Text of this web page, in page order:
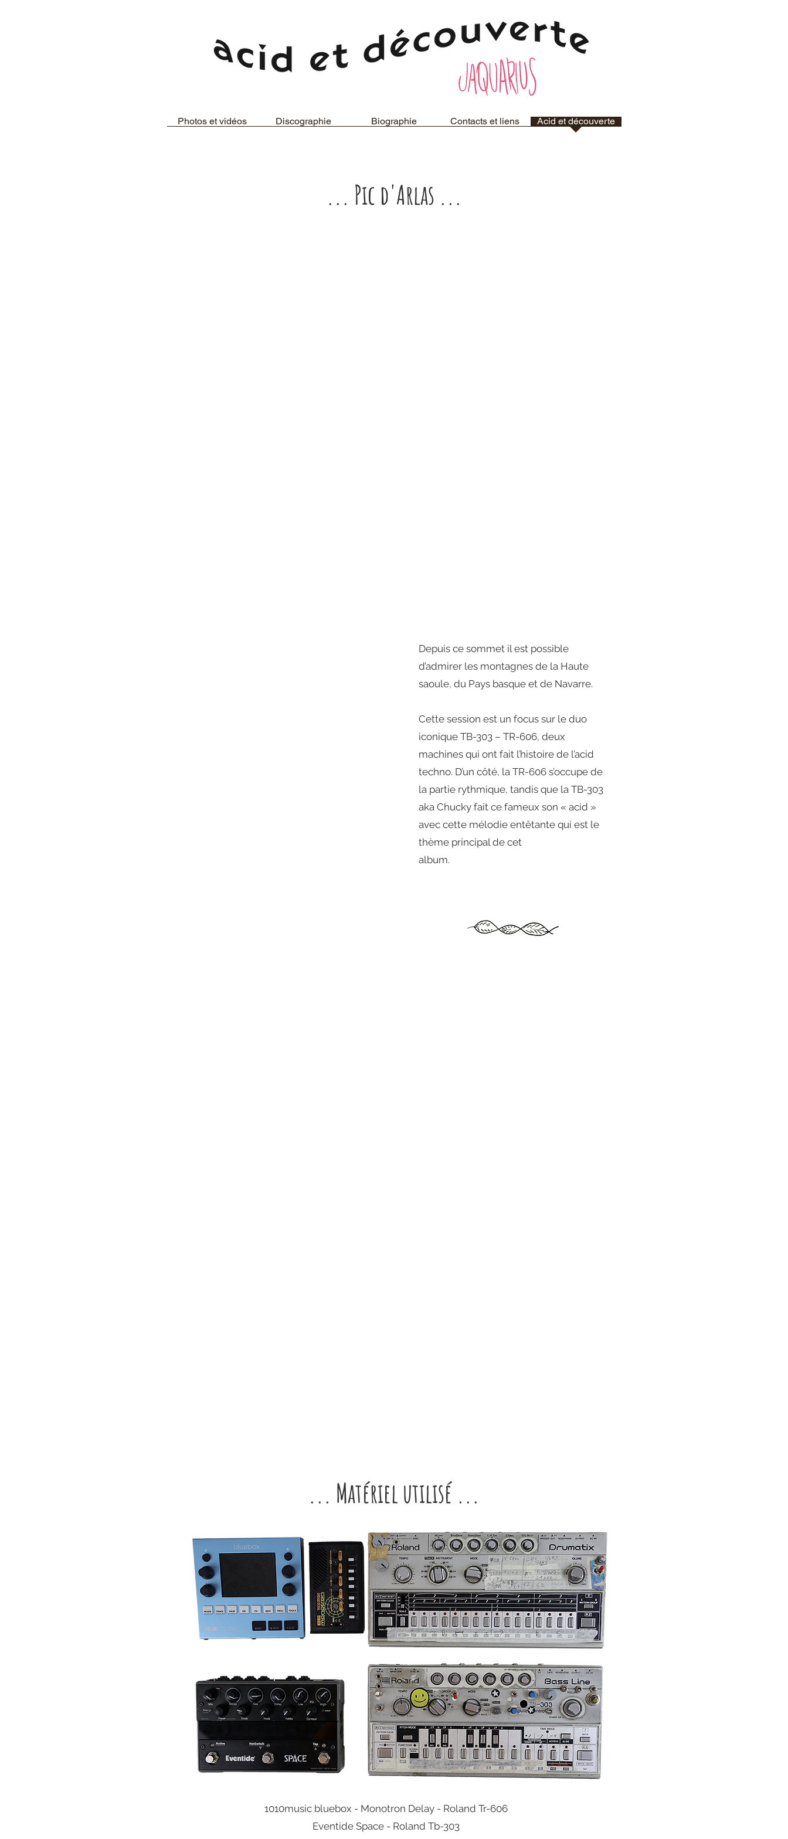
Photos et vidéos Discographie Biographie Contacts et liens Acid et découverte
... Pic d'Arlas ...
Depuis ce sommet il est possible
d’admirer les montagnes de la Haute
saoule, du Pays basque et de Navarre.
Cette session est un focus sur le duo
iconique TB-303 – TR-606, deux
machines qui ont fait l’histoire de l’acid
techno. D’un côté, la TR-606 s’occupe de
la partie rythmique, tandis que la TB-303
aka Chucky fait ce fameux son « acid »
avec cette mélodie entêtante qui est le
thème principal de cet
album.
... Matériel utilisé ...
1010music bluebox - Monotron Delay - Roland Tr-606
Eventide Space - Roland Tb-303